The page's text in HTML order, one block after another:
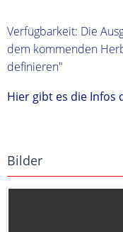
Verfügbarkeit: Die
dem kommenden
definieren"
Hier gibt es die Infos
Bilder